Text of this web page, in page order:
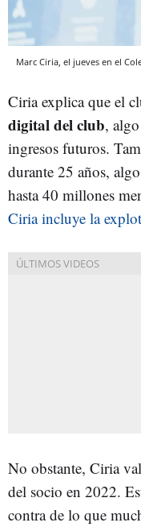
Marc Ciria, el jueves en el
Ciria explica que el
digital del club,
ingresos futuros.
durante 25 años,
hasta 40 millones
Ciria incluye la
No obstante, Ciria
del socio en 2022.
contra de lo que